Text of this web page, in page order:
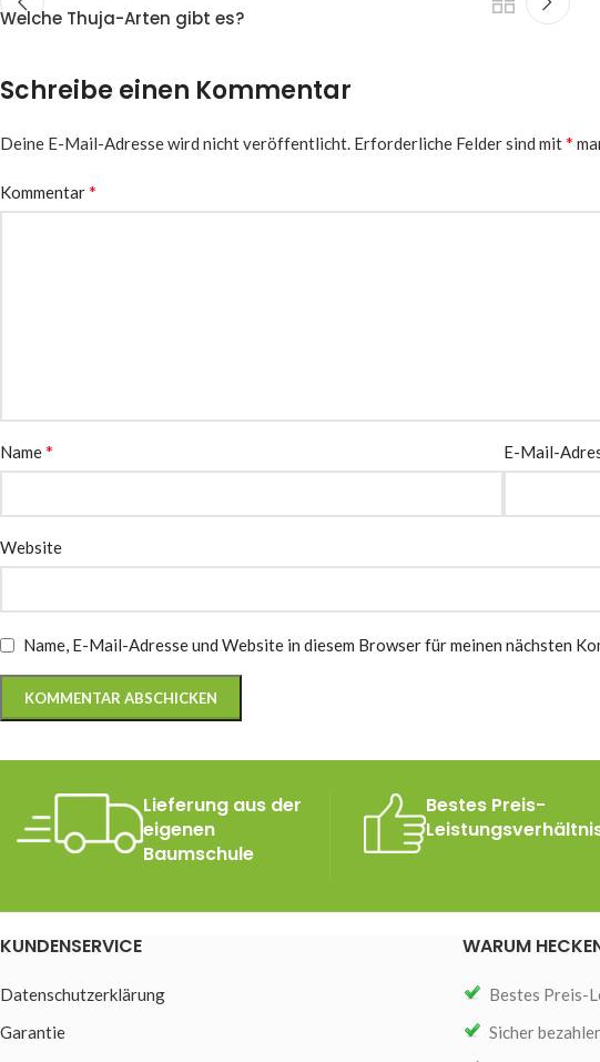
Welche Thuja-Arten gibt es?
Schreibe einen Kommentar
Deine E-Mail-Adresse wird nicht veröffentlicht. Erforderliche Felder sind mit*
Kommentar*
Name* E-Mail-
Website
Name, E-Mail-Adresse und Website in diesem Browser für meinen nächsten
Lieferung aus der
eigenen
Baumschule
Bestes Preis-
KUNDENSERVICE
Datenschutzerklärung
Garantie
WARUM
Bestes Preis-
Sicher